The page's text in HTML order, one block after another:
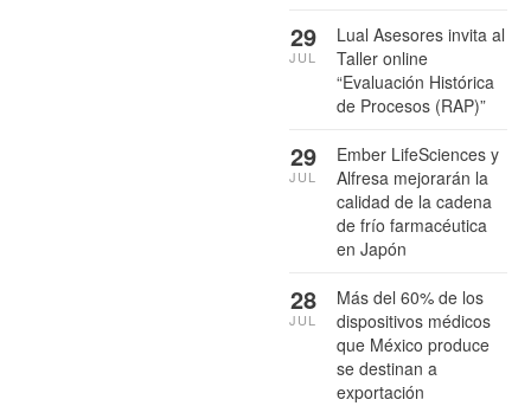
Lual Asesores invita al
Taller online
“Evaluación Histórica
de Procesos (RAP)”
29
JUL
Ember LifeSciences y
Alfresa mejorarán la
calidad de la cadena
de frío farmacéutica
en Japón
29
JUL
Más del 60% de los
dispositivos médicos
que México produce
se destinan a
exportación
28
JUL